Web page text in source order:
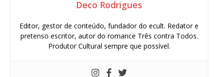
Deco Rodrigues
Editor, gestor de conteúdo, fundador do ecult. Redator e
pretenso escritor, autor do romance Três contra Todos.
Produtor Cultural sempre que possível.